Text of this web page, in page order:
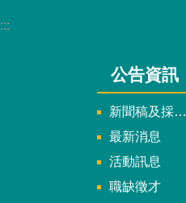
:::
公告資訊
新聞稿及採訪通知
最新消息
活動訊息
職缺徵才